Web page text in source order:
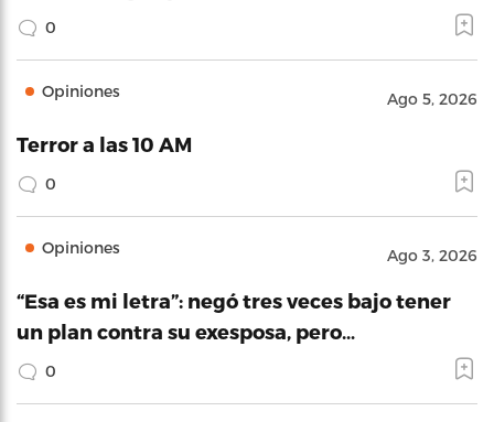
0
Opiniones Ago 5, 2026
Terror a las 10 AM
0
Opiniones Ago 3, 2026
“Esa es mi letra”: negó tres veces bajo tener
un plan contra su exesposa, pero…
0